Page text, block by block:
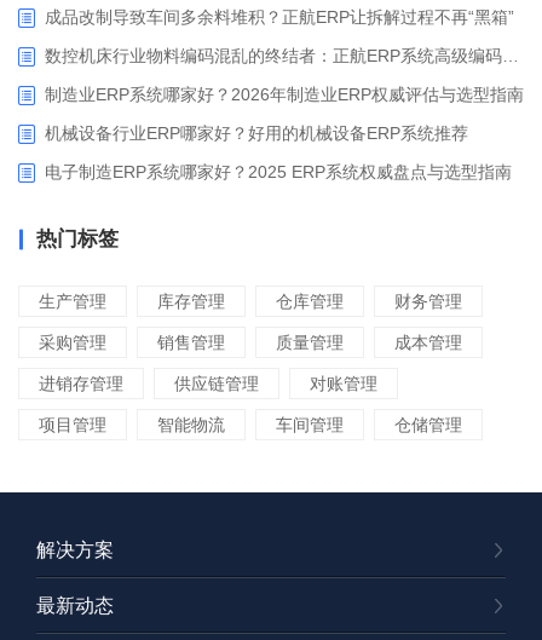
成品改制导致车间多余料堆积？正航ERP让拆解过程不再“黑箱”
制造业ERP系统哪家好？2026年制造业ERP权威评估与选型指南
机械设备行业ERP哪家好？好用的机械设备ERP系统推荐
电子制造ERP系统哪家好？2025 ERP系统权威盘点与选型指南
热门标签
生产管理 库存管理 仓库管理 财务管理
采购管理 销售管理 质量管理 成本管理
进销存管理 供应链管理 对账管理
项目管理 智能物流 车间管理 仓储管理
解决方案
最新动态